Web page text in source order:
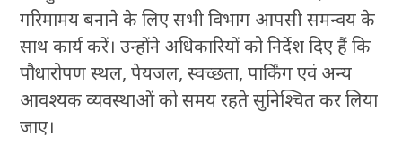
गरिमामय बनाने के लिए सभी विभाग आपसी समन्वय के
साथ कार्य करें। उन्होंने अधिकारियों को निर्देश दिए हैं कि
पौधारोपण स्थल, पेयजल, स्वच्छता, पार्किंग एवं अन्य
आवश्यक व्यवस्थाओं को समय रहते सुनिश्चित कर लिया
जाए।